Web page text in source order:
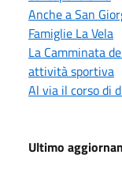
Anche a San
Famiglie La Vela
La Camminata
attività sportiva
Al via il corso di
Ultimo